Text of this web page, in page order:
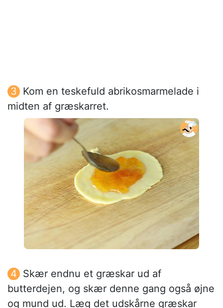
Kom en teskefuld abrikosmarmelade i
midten af græskarret.
Skær endnu et græskar ud af
butterdejen, og skær denne gang også øjne
og mund ud. Læg det udskårne græskar